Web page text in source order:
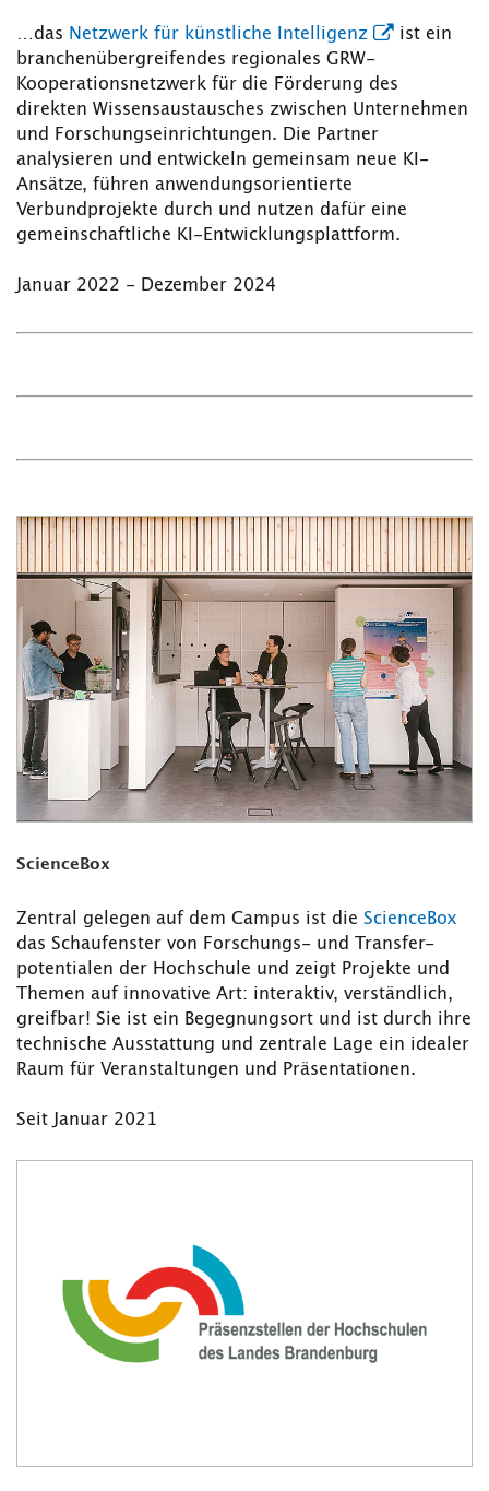
…das Netzwerk für künstliche Intelligenz
ist ein
branchenübergreifendes regionales GRW-
Kooperationsnetzwerk für die Förderung des
direkten Wissensaustausches zwischen Unternehmen
und Forschungseinrichtungen. Die Partner
analysieren und entwickeln gemeinsam neue KI-
Ansätze, führen anwendungsorientierte
Verbundprojekte durch und nutzen dafür eine
gemeinschaftliche KI-Entwicklungsplattform.
Januar 2022 - Dezember 2024
ScienceBox
Zentral gelegen auf dem Campus ist die ScienceBox
das Schaufenster von Forschungs- und Transfer-
potentialen der Hochschule und zeigt Projekte und
Themen auf innovative Art: interaktiv, verständlich,
greifbar! Sie ist ein Begegnungsort und ist durch ihre
technische Ausstattung und zentrale Lage ein idealer
Raum für Veranstaltungen und Präsentationen.
Seit Januar 2021